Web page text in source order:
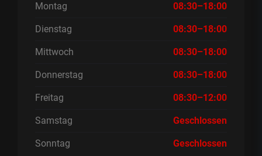
Montag 08:30–18:00
Dienstag 08:30–18:00
Mittwoch 08:30–18:00
Donnerstag 08:30–18:00
Freitag 08:30–12:00
Samstag Geschlossen
Sonntag Geschlossen